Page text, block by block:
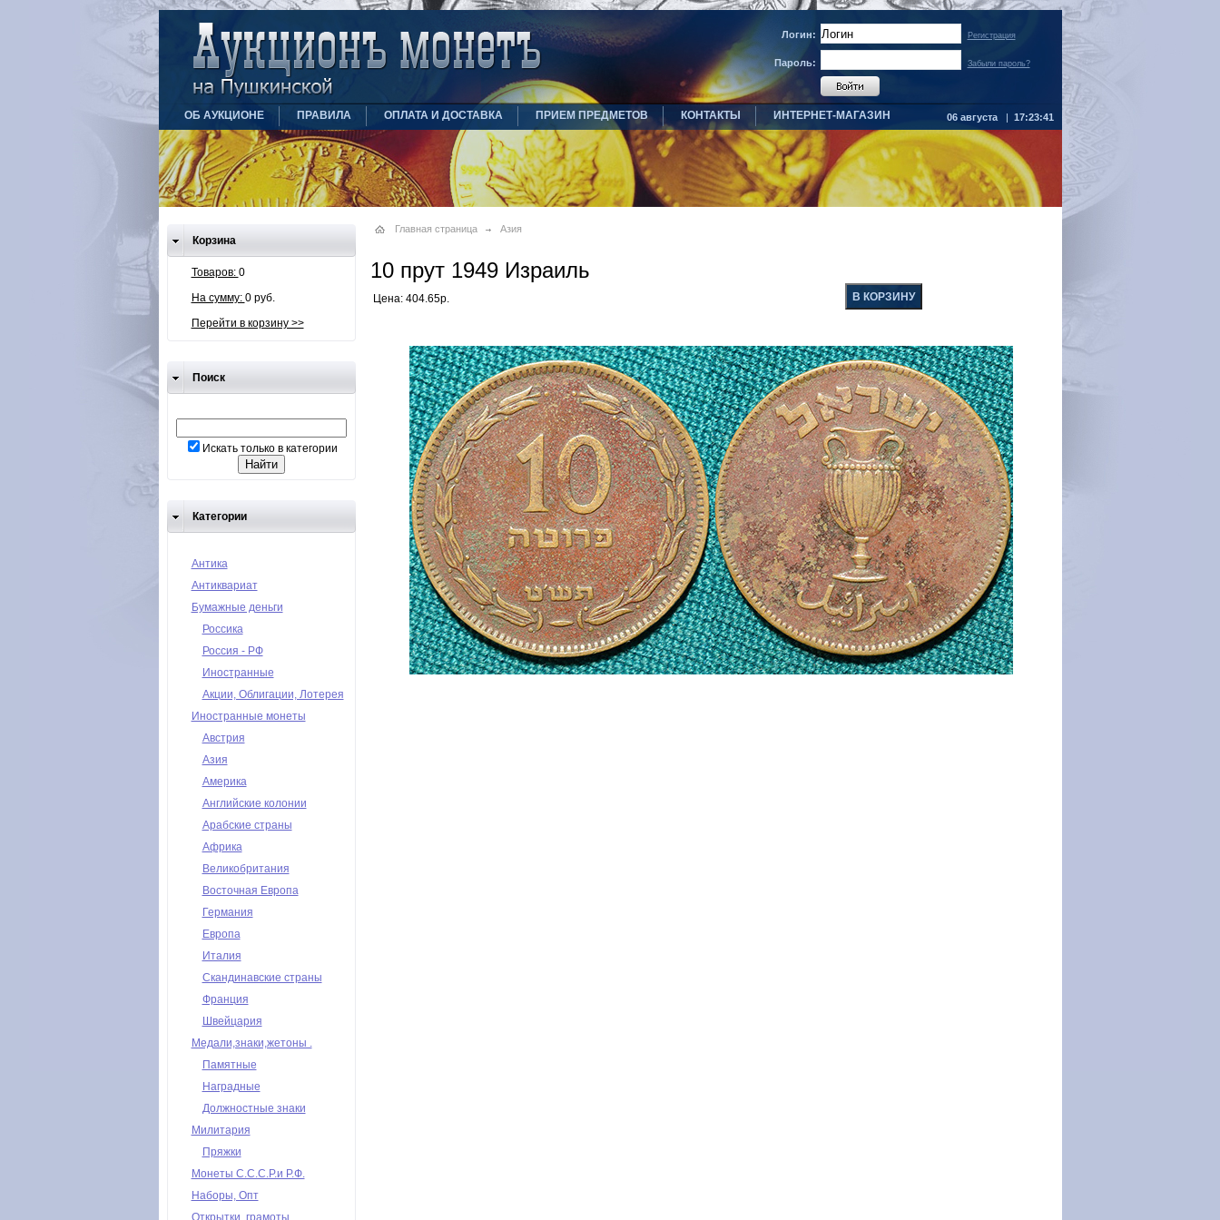
Логин: Регистрация
Пароль: Забыли пароль?
ОБ АУКЦИОНЕ ПРАВИЛА ОПЛАТА И ДОСТАВКА ПРИЕМ ПРЕДМЕТОВ КОНТАКТЫ ИНТЕРНЕТ-МАГАЗИН 06 августа | 17:23:41
Корзина
Товаров: 0
На сумму: 0 руб.
Перейти в корзину >>
Поиск
Искать только в категории
Категории
Антика
Антиквариат
Бумажные деньги
Россика
Россия - РФ
Иностранные
Акции, Облигации, Лотерея
Иностранные монеты
Австрия
Азия
Америка
Английские колонии
Арабские страны
Африка
Великобритания
Восточная Европа
Германия
Европа
Италия
Скандинавские страны
Франция
Швейцария
Медали,знаки,жетоны .
Памятные
Наградные
Должностные знаки
Милитария
Пряжки
Монеты С.С.С.Р.и Р.Ф.
Наборы, Опт
Открытки, грамоты,
Главная страница Азия
10 прут 1949 Израиль
Цена: 404.65р.